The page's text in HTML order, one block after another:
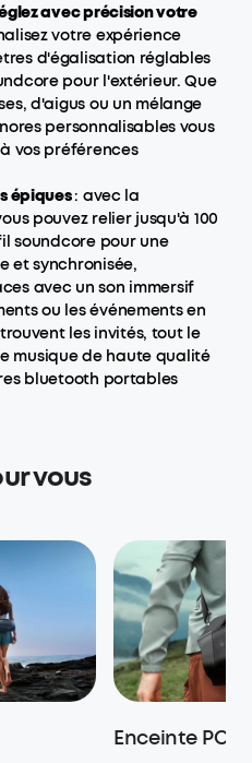
avec précision votre
votre expérience
d'égalisation réglables
pour l'extérieur. Que
d'aigus ou un mélange
personnalisables vous
vos préférences
épiques: avec la
pouvez relier jusqu'à 100
soundcore pour une
et synchronisée,
avec un son immersif
ou les événements en
les invités, tout le
musique de haute qualité
bluetooth portables
vous
Enceinte PC